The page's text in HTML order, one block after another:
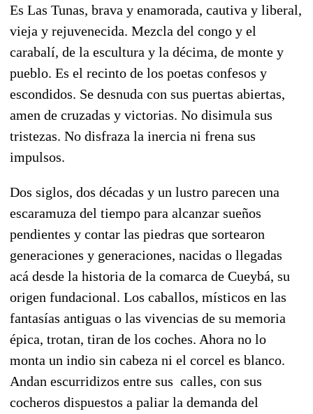
Es Las Tunas, brava y enamorada, cautiva y liberal,
vieja y rejuvenecida. Mezcla del congo y el
carabalí, de la escultura y la décima, de monte y
pueblo. Es el recinto de los poetas confesos y
escondidos. Se desnuda con sus puertas abiertas,
amen de cruzadas y victorias. No disimula sus
tristezas. No disfraza la inercia ni frena sus
impulsos.
Dos siglos, dos décadas y un lustro parecen una
escaramuza del tiempo para alcanzar sueños
pendientes y contar las piedras que sortearon
generaciones y generaciones, nacidas o llegadas
acá desde la historia de la comarca de Cueybá, su
origen fundacional. Los caballos, místicos en las
fantasías antiguas o las vivencias de su memoria
épica, trotan, tiran de los coches. Ahora no lo
monta un indio sin cabeza ni el corcel es blanco.
Andan escurridizos entre sus calles, con sus
cocheros dispuestos a paliar la demanda del